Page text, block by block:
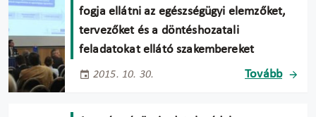
fogja ellátni az egészségügyi elemzőket,
tervezőket és a döntéshozatali
feladatokat ellátó szakembereket
2015. 10. 30. Tovább